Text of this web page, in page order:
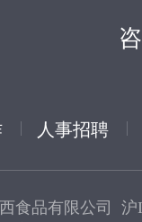
人事招聘
食品有限公司 沪